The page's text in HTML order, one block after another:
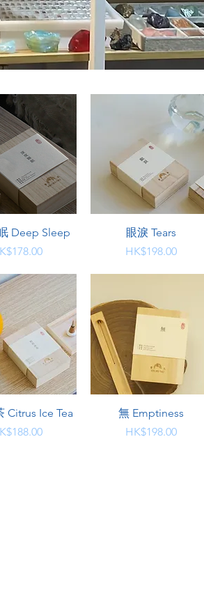
速瀏覽
Deep Sleep
快速瀏覽
眼淚 Tears
價格
HK$198.00
速瀏覽
Citrus Ice Tea
快速瀏覽
無 Emptiness
價格
HK$198.00